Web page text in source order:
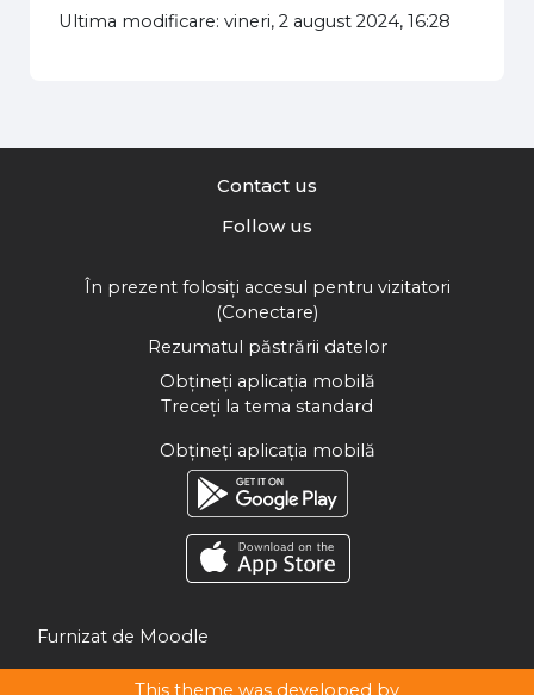
Ultima modificare: vineri, 2 august 2024, 16:28
Contact us
Follow us
În prezent folosiți accesul pentru vizitatori
(Conectare)
Rezumatul păstrării datelor
Obțineți aplicația mobilă
Treceți la tema standard
Obțineți aplicația mobilă
Furnizat de Moodle
This theme was developed by